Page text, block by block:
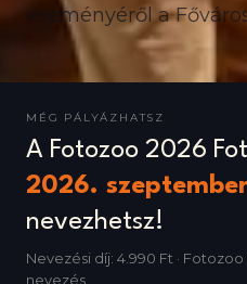
eseményéről a
MÉG PÁLYÁZHATSZ
A Fotozoo 2026
2026.
nevezhetsz!
Nevezési díj: 4.990 Ft ·
nevezés